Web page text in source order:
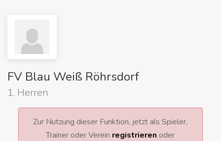
FV Blau Weiß Röhrsdorf
1. Herren
Zur Nutzung dieser Funktion, jetzt als Spieler,
Trainer oder Verein registrieren oder